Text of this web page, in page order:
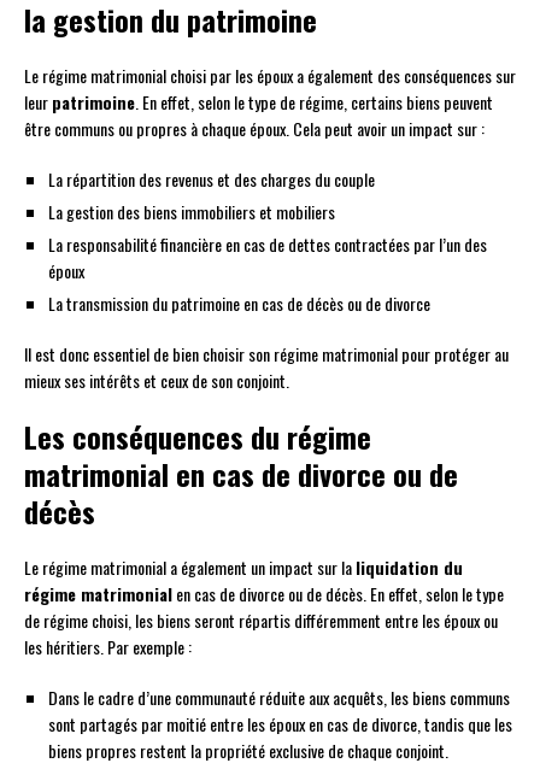
la gestion du patrimoine
Le régime matrimonial choisi par les époux a également des conséquences sur
leurpatrimoine . En effet, selon le type de régime, certains biens peuvent
être communs ou propres à chaque époux. Cela peut avoir un impact sur :
La répartition des revenus et des charges du couple
La gestion des biens immobiliers et mobiliers
La responsabilité financière en cas de dettes contractées par l’un des
époux
La transmission du patrimoine en cas de décès ou de divorce
Il est donc essentiel de bien choisir son régime matrimonial pour protéger au
mieux ses intérêts et ceux de son conjoint.
Les conséquences du régime
matrimonial en cas de divorce ou de
décès
Le régime matrimonial a également un impact sur laliquidation du
régime matrimonialen cas de divorce ou de décès. En effet, selon le type
de régime choisi, les biens seront répartis différemment entre les époux ou
les héritiers. Par exemple :
Dans le cadre d’une communauté réduite aux acquêts, les biens communs
sont partagés par moitié entre les époux en cas de divorce, tandis que les
biens propres restent la propriété exclusive de chaque conjoint.